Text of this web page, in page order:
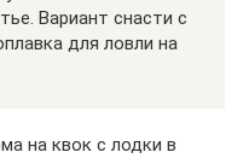
Вариант снасти с
для ловли на
на квок с лодки в